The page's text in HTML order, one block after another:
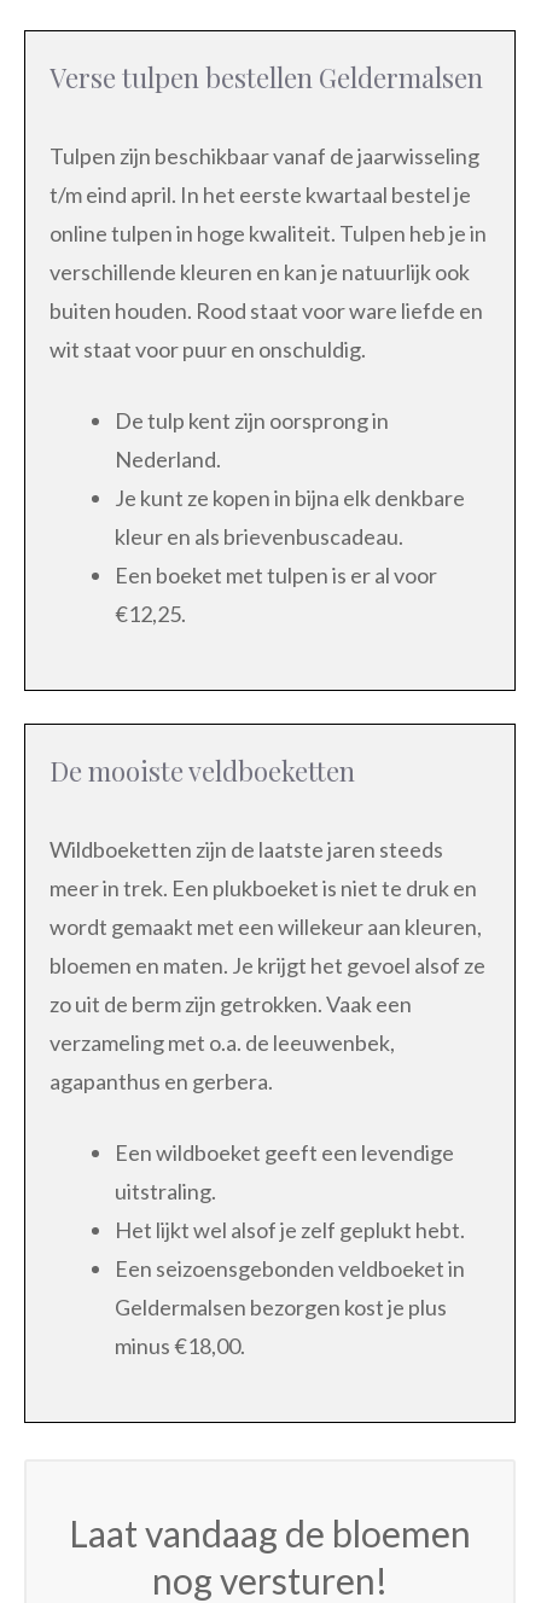
Verse tulpen bestellen Geldermalsen
Tulpen zijn beschikbaar vanaf de jaarwisseling
t/m eind april. In het eerste kwartaal bestel je
online tulpen in hoge kwaliteit. Tulpen heb je in
verschillende kleuren en kan je natuurlijk ook
buiten houden. Rood staat voor ware liefde en
wit staat voor puur en onschuldig.
De tulp kent zijn oorsprong in
Nederland.
Je kunt ze kopen in bijna elk denkbare
kleur en als brievenbuscadeau.
Een boeket met tulpen is er al voor
€12,25.
De mooiste veldboeketten
Wildboeketten zijn de laatste jaren steeds
meer in trek. Een plukboeket is niet te druk en
wordt gemaakt met een willekeur aan kleuren,
bloemen en maten. Je krijgt het gevoel alsof ze
zo uit de berm zijn getrokken. Vaak een
verzameling met o.a. de leeuwenbek,
agapanthus en gerbera.
Een wildboeket geeft een levendige
uitstraling.
Het lijkt wel alsof je zelf geplukt hebt.
Een seizoensgebonden veldboeket in
Geldermalsen bezorgen kost je plus
minus €18,00.
Laat vandaag de bloemen
nog versturen!